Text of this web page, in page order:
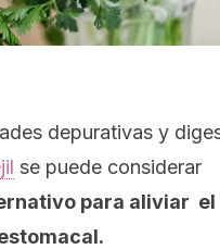
depurativas y
se puede considerar
para aliviar el